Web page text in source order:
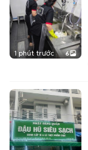
1 phút trước 6